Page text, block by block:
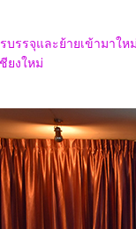
รรจุและย้ายเข้ามาใ
ยงใหม่